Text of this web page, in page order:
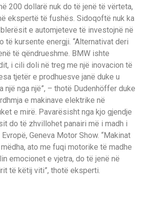
200 dollarë nuk do të jenë të vërteta,
ekspertë të fushës. Sidoqoftë nuk ka
e automjeteve të investojnë në
të kursente energji. “Alternativat deri
të qëndrueshme. BMW ishte
i cili doli në treg me një inovacion të
tjetër e prodhuesve janë duke u
një nga një”, – thotë Dudenhöffer duke
e makinave elektrike në
e mirë. Pavarësisht nga kjo gjendje
do të zhvillohet panairi më i madh i
Geneva Motor Show. “Makinat
ato me fuqi motorike të madhe
emocionet e vjetra, do të jenë në
të këtij viti”, thotë eksperti.